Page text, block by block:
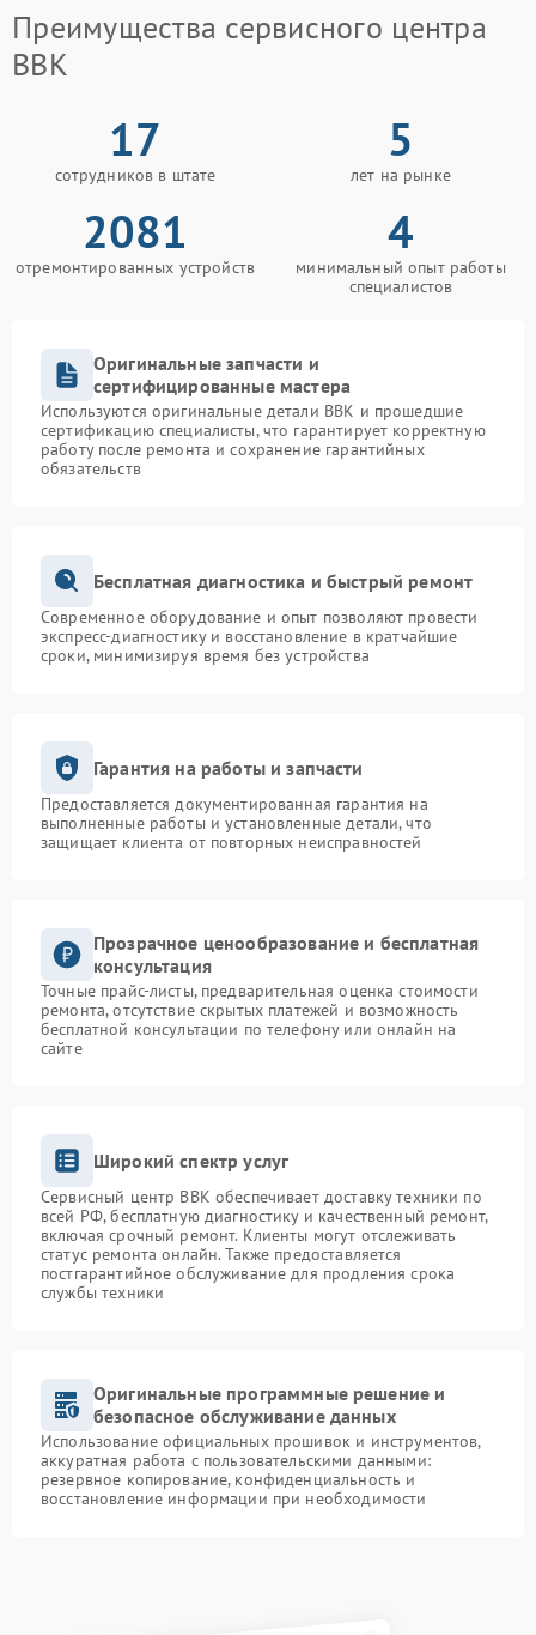
Преимущества сервисного центра
BBK
17
сотрудников в штате
5
лет на рынке
2081
отремонтированных устройств
4
минимальный опыт работы
специалистов
Оригинальные запчасти и
сертифицированные мастера
Используются оригинальные детали BBK и прошедшие
сертификацию специалисты, что гарантирует корректную
работу после ремонта и сохранение гарантийных
обязательств
Бесплатная диагностика и быстрый ремонт
Современное оборудование и опыт позволяют провести
экспресс-диагностику и восстановление в кратчайшие
сроки, минимизируя время без устройства
Гарантия на работы и запчасти
Предоставляется документированная гарантия на
выполненные работы и установленные детали, что
защищает клиента от повторных неисправностей
Прозрачное ценообразование и бесплатная
консультация
Точные прайс-листы, предварительная оценка стоимости
ремонта, отсутствие скрытых платежей и возможность
бесплатной консультации по телефону или онлайн на
сайте
Широкий спектр услуг
Сервисный центр BBK обеспечивает доставку техники по
всей РФ, бесплатную диагностику и качественный ремонт,
включая срочный ремонт. Клиенты могут отслеживать
статус ремонта онлайн. Также предоставляется
постгарантийное обслуживание для продления срока
службы техники
Оригинальные программные решение и
безопасное обслуживание данных
Использование официальных прошивок и инструментов,
аккуратная работа с пользовательскими данными:
резервное копирование, конфиденциальность и
восстановление информации при необходимости